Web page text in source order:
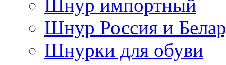
Шнур импортный
Шнур Россия и
Шнурки для обуви